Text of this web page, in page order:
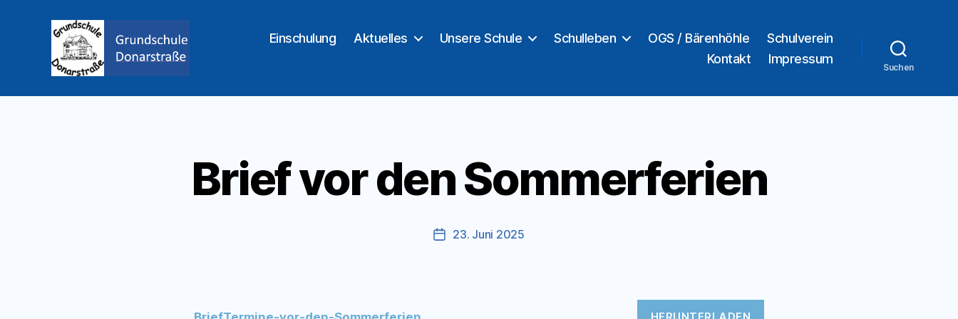
Donarstraße
Einschulung Aktuelles Unsere Schule Schulleben OGS / Bärenhöhle
Schulverein
Kontakt
Impressum
Suchen
Brief vor den Sommerferien
Veröffentlichungsdatum
23. Juni 2025